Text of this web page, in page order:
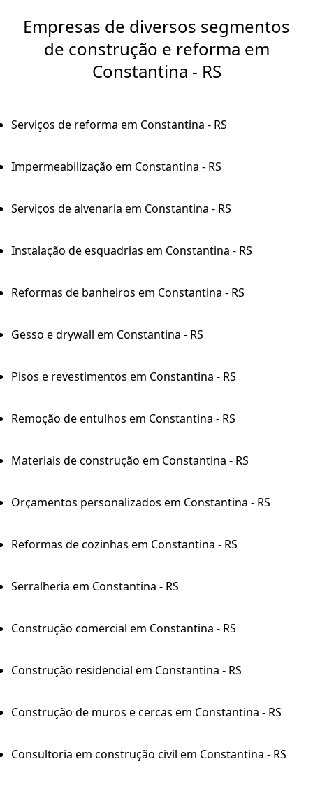
Empresas de diversos segmentos
de construção e reforma em
Constantina - RS
Serviços de reforma em Constantina - RS
Impermeabilização em Constantina - RS
Serviços de alvenaria em Constantina - RS
Instalação de esquadrias em Constantina - RS
Reformas de banheiros em Constantina - RS
Gesso e drywall em Constantina - RS
Pisos e revestimentos em Constantina - RS
Remoção de entulhos em Constantina - RS
Materiais de construção em Constantina - RS
Orçamentos personalizados em Constantina - RS
Reformas de cozinhas em Constantina - RS
Serralheria em Constantina - RS
Construção comercial em Constantina - RS
Construção residencial em Constantina - RS
Construção de muros e cercas em Constantina - RS
Consultoria em construção civil em Constantina - RS